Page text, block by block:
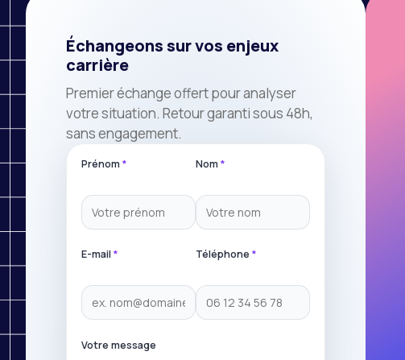
Échangeons sur vos enjeux
carrière
Premier échange offert pour analyser
votre situation. Retour garanti sous 48h,
sans engagement.
Prénom * Nom*
E-mail* Téléphone*
Votre message